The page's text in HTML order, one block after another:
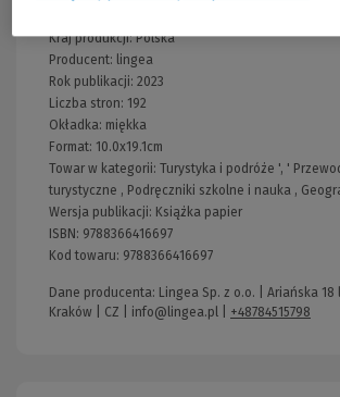
Kraj produkcji: Polska
Producent: lingea
Rok publikacji: 2023
Liczba stron: 192
Okładka: miękka
Format: 10.0x19.1cm
Towar w kategorii: Turystyka i podróże ', '
turystyczne , Podręczniki szkolne i nauka ,
Wersja publikacji: Książka papier
ISBN: 9788366416697
Kod towaru: 9788366416697
Dane producenta: Lingea Sp. z o.o. | Ariańska 18
Kraków | CZ | info@lingea.pl +48784515798